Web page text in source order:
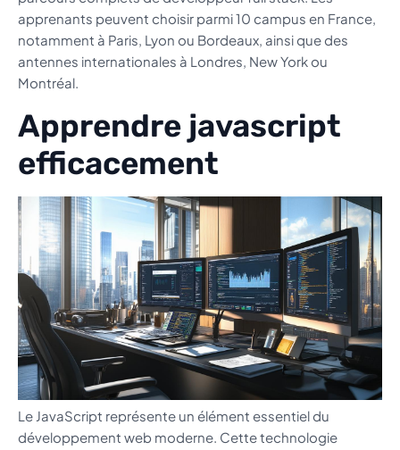
apprenants peuvent choisir parmi 10 campus en France,
notamment à Paris, Lyon ou Bordeaux, ainsi que des
antennes internationales à Londres, New York ou
Montréal.
Apprendre javascript
efficacement
Le JavaScript représente un élément essentiel du
développement web moderne. Cette technologie